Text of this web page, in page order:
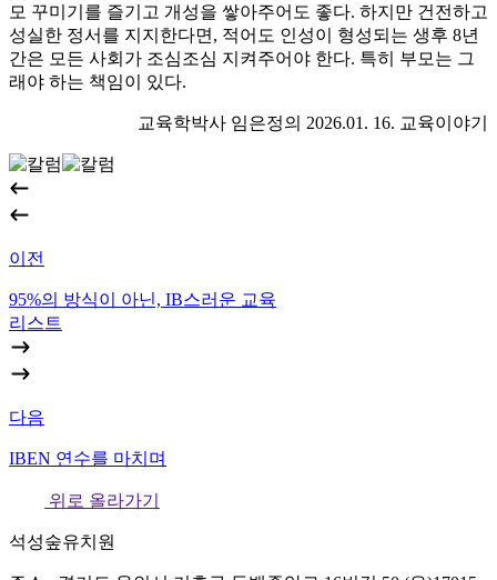
모 꾸미기를 즐기고 개성을 쌓아주어도 좋다. 하지만 건전하고
성실한 정서를 지지한다면, 적어도 인성이 형성되는 생후 8년
간은 모든 사회가 조심조심 지켜주어야 한다. 특히 부모는 그
래야 하는 책임이 있다.
교육학박사 임은정의 2026.01. 16. 교육이야기
이전
95%의 방식이 아닌, IB스러운 교육
리스트
다음
IBEN 연수를 마치며
위로 올라가기
석성숲유치원